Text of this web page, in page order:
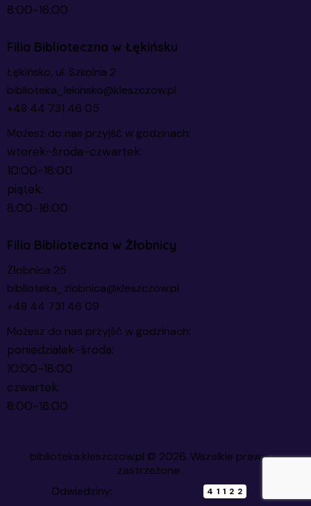
8:00-16:00
Filia Biblioteczna w Łękińsku
Łękińsko, ul. Szkolna 2
biblioteka_lekinsko@kleszczow.pl
+48 44 731 46 05
Możesz do nas przyjść w godzinach:
wtorek-środa-czwartek:
10:00-18:00
piątek:
8:00-16:00
Filia Biblioteczna w Żłobnicy
Żłobnica 25
biblioteka_zlobnica@kleszczow.pl
+48 44 731 46 09
Możesz do nas przyjść w godzinach:
poniedziałek-środa:
10:00-18:00
czwartek:
8:00-16:00
biblioteka.kleszczow.pl © 2026. Wszelkie prawa
zastrzeżone
Odwiedziny:
41122